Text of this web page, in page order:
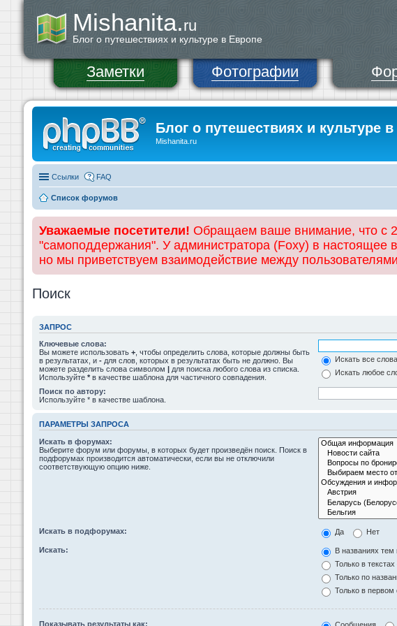
Mishanita.ru
Блог о путешествиях и культуре в Европе
Заметки Фотографии
Блог о путешествиях и культуре
Mishanita.ru
Ссылки FAQ
Список форумов
Уважаемые посетители! Обращаем ваше внимание, что с
"самоподдержания". У администратора (Foxy) в настоящее
но мы приветствуем взаимодействие между пользователями
Поиск
ЗАПРОС
Ключевые слова:
Вы можете использовать + , чтобы определить слова, которые должны быть
в результатах, и - для слов, которых в результатах быть не должно. Вы
можете разделить слова символом | для поиска любого слова из списка.
Используйте * в качестве шаблона для частичного совпадения.
Искать все слова
Искать любое
Поиск по автору:
Используйте * в качестве шаблона.
ПАРАМЕТРЫ ЗАПРОСА
Искать в форумах:
Выберите форум или форумы, в которых будет произведён поиск. Поиск в
подфорумах производится автоматически, если вы не отключили
соответствующую опцию ниже.
Искать в подфорумах: Да Нет
Искать:
В названиях тем
Только в
Только по
Только в
Показывать результаты как: